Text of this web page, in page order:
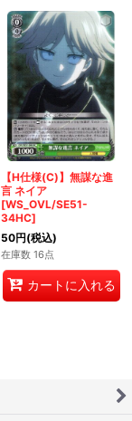
【H仕様(C)】無謀な進
言 ネイア
[WS_OVL/SE51-
34HC]
50円(税込)
在庫数 16点
カートに入れる